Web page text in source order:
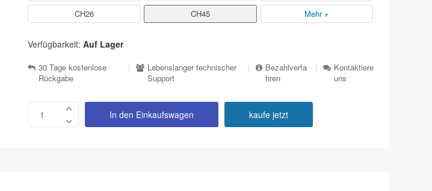
CH26
CH45 Mehr +
Verfügbarkeit: Auf Lager
30 Tage kostenlose
Rückgabe
|
Lebenslanger technischer
Support
|
Bezahlverfa
hren
|
Kontaktiere
uns
In den Einkaufswagen kaufe jetzt